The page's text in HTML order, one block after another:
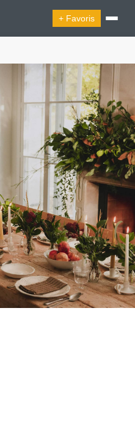
+ Favoris
Decoration Noël
Semaine Décoration Et Design
Publi Reportage
Loft
Maison D'hôtes
On Décode La Déco
De Style
Renovation